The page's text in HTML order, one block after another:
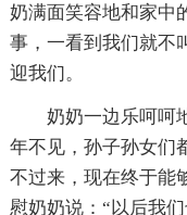
奶满面笑容地和家中
事，一看到我们就不
迎我们。
奶奶一边乐呵呵
年不见，孙子孙女们
不过来，现在终于能
慰奶奶说：“以后我